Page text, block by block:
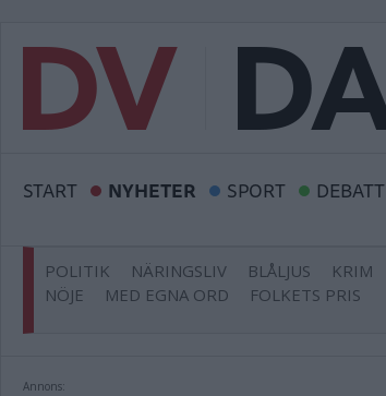
START NYHETER SPORT DEBATT
POLITIK NÄRINGSLIV BLÅLJUS KRIM
NÖJE
MED EGNA ORD FOLKETS PRIS
Annons: